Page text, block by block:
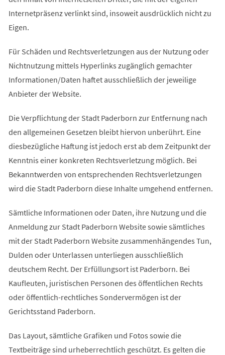
Internetpräsenz verlinkt sind, insoweit ausdrücklich nicht zu
Eigen.
Für Schäden und Rechtsverletzungen aus der Nutzung oder
Nichtnutzung mittels Hyperlinks zugänglich gemachter
Informationen/Daten haftet ausschließlich der jeweilige
Anbieter der Website.
Die Verpflichtung der Stadt Paderborn zur Entfernung nach
den allgemeinen Gesetzen bleibt hiervon unberührt. Eine
diesbezügliche Haftung ist jedoch erst ab dem Zeitpunkt der
Kenntnis einer konkreten Rechtsverletzung möglich. Bei
Bekanntwerden von entsprechenden Rechtsverletzungen
wird die Stadt Paderborn diese Inhalte umgehend entfernen.
Sämtliche Informationen oder Daten, ihre Nutzung und die
Anmeldung zur Stadt Paderborn Website sowie sämtliches
mit der Stadt Paderborn Website zusammenhängendes Tun,
Dulden oder Unterlassen unterliegen ausschließlich
deutschem Recht. Der Erfüllungsort ist Paderborn. Bei
Kaufleuten, juristischen Personen des öffentlichen Rechts
oder öffentlich-rechtliches Sondervermögen ist der
Gerichtsstand Paderborn.
Das Layout, sämtliche Grafiken und Fotos sowie die
Textbeiträge sind urheberrechtlich geschützt. Es gelten die